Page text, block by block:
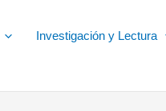
Investigación y Lectura